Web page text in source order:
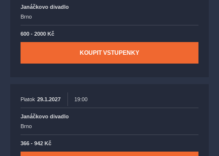
Janáčkovo divadlo
Brno
600 - 2000 Kč
KOUPIT VSTUPENKY
Piatok 29.1.2027 19:00
Janáčkovo divadlo
Brno
366 - 942 Kč